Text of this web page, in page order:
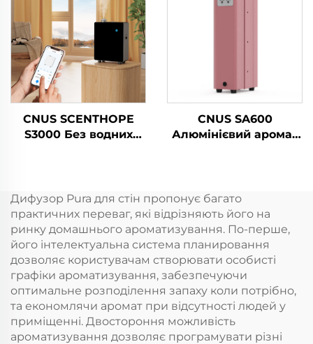
Аромати
Ароматизатор
повітря
Ароматизатор
повітря
розумний WIFI
Ароматичний
CNUS SCENTHOPE
S3000 Без водних
Акрильний
автоматичний
дифузер ароматики
Дифузійна система
Ароматична машина
CNUS SA600
Алюмінієвий аромат
аромат Безводний
hvac Диффузер
Готель
Дифузор Pura для стін пропонує багато
практичних переваг, які відрізняють його на
ринку домашнього ароматизування. По-перше,
його інтелектуальна система планировання
дозволяє користувачам створювати особисті
графіки ароматизування, забезпечуючи
оптимальне розподілення запаху коли потрібно,
та економлячи аромат при відсутності людей у
приміщенні. Двостороння можливість
ароматизування дозволяє програмувати різні